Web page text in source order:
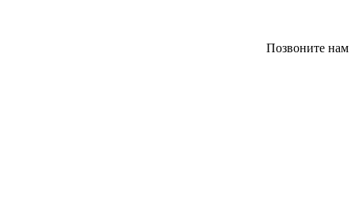
Позвоните нам